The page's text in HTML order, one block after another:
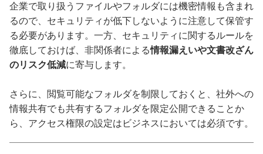
企業で取り扱うファイルやフォルダには機密情報も含まれ
るので、セキュリティが低下しないように注意して保管す
る必要があります。一方、セキュリティに関するルールを
徹底しておけば、非関係者による情報漏えいや文書改ざん
のリスク低減に寄与します。
さらに、閲覧可能なフォルダを制限しておくと、社外への
情報共有でも共有するフォルダを限定公開できることか
ら、アクセス権限の設定はビジネスにおいては必須です。